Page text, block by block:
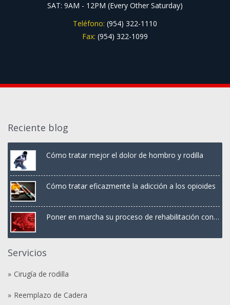
SAT: 9AM - 12PM (Every Other Saturday)
Teléfono: (954) 322-1110
Fax: (954) 322-1099
Reciente blog
Cómo tratar mejor el dolor de hombro y rodilla
Cómo tratar eficazmente la adicción a los opioides
Poner en marcha su proceso de rehabilitación con
Servicios
Cirugía de rodilla
Reemplazo de Cadera